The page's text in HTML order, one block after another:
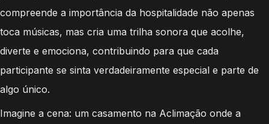
compreende a importância da hospitalidade não apenas
toca músicas, mas cria uma trilha sonora que acolhe,
diverte e emociona, contribuindo para que cada
participante se sinta verdadeiramente especial e parte de
algo único.
Imagine a cena: um casamento na Aclimação onde a